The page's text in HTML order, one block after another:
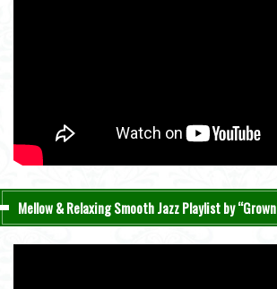
Mellow & Relaxing Smooth Jazz Playlist by